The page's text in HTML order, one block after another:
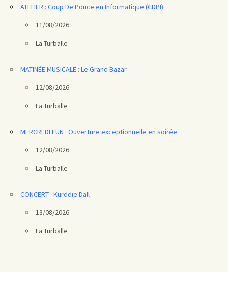
ATELIER : Coup De Pouce en Informatique (CDPI)
11/08/2026
La Turballe
MATINÉE MUSICALE : Le Grand Bazar
12/08/2026
La Turballe
MERCREDI FUN : Ouverture exceptionnelle en soirée
12/08/2026
La Turballe
CONCERT : Kurddie Dall
13/08/2026
La Turballe